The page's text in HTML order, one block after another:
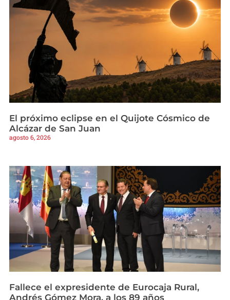
El próximo eclipse en el Quijote Cósmico de
Alcázar de San Juan
agosto 6, 2026
Fallece el expresidente de Eurocaja Rural,
Andrés Gómez Mora, a los 89 años